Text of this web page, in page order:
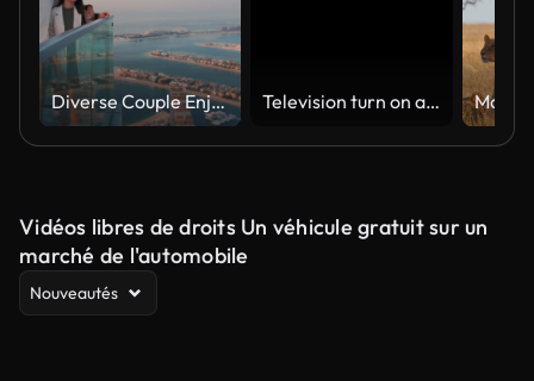
Diverse Couple Enjoying Sunset Views from High Rise Sky Deck Overlooking Palm Jumeirah Television turn on and off. Switch on tv effect, switch off tv effect. Turn on Lcd TV effect, turn off TV effect . Led Tv on and off on black background
Vidéos libres de droits Un véhicule gratuit sur un
marché de l'automobile
Nouveautés